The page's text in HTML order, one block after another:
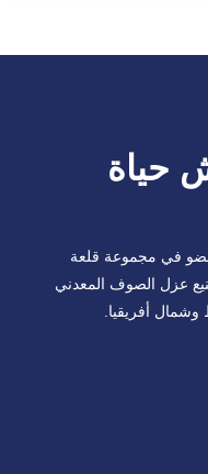
حياة
في مجموعة قلعة
عزل الصوف المعدني
أفريقيا.